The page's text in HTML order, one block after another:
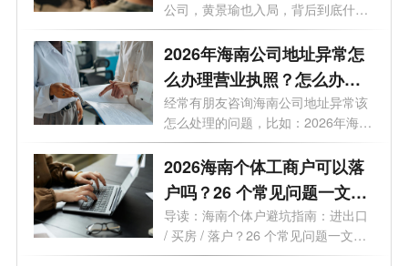
公司，黄景瑜也入局，背后到底什么
信号...
2026年海南公司地址异常怎
么办理营业执照？怎么办理
变更业务？
经常有朋友咨询海南公司地址异常该
怎么处理的问题，比如：2026年海南
公司...
2026海南个体工商户可以落
户吗？26 个常见问题一文读
懂
导读：海南个体户避坑指南：进出口
/ 买房 / 落户？26 个常见问题一文读
懂最...